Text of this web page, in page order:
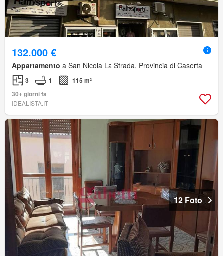
132.000 €
Appartamento a San Nicola La Strada, Provincia di Caserta
3 1
115 m²
30+ giorni fa
IDEALISTA.IT
12 Foto